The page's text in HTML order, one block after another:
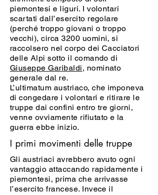
piemontesi e liguri. I volontari
scartati dall’esercito regolare
(perché troppo giovani o troppo
vecchi), circa 3200 uomini, si
raccolsero nel corpo dei Cacciatori
delle Alpi sotto il comando di
Giuseppe Garibaldi, nominato
generale dal re.
L’ultimatum austriaco, che imponeva
di congedare i volontari e ritirare le
truppe dai confini entro tre giorni,
venne ovviamente rifiutato e la
guerra ebbe inizio.
I primi movimenti delle truppe
Gli austriaci avrebbero avuto ogni
vantaggio attaccando rapidamente i
piemontesi, prima che arrivasse
l’esercito francese. Invece il